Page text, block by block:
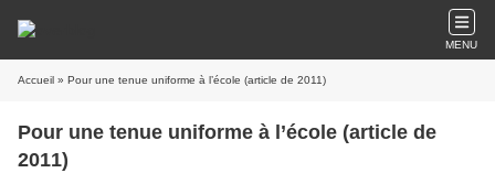
MENU
Accueil » Pour une tenue uniforme à l’école (article de 2011)
Pour une tenue uniforme à l’école (article de
2011)